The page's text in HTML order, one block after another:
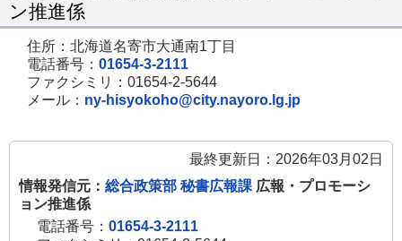
で
開
ま
ン推進係
住所：北海道名寄市大通南1丁目
電話番号： 01654-3-2111
ファクシミリ：01654-2-5644
メール： ny-hisyokoho@city.nayoro.lg.jp
最終更新日：2026年03月02日
情報発信元： 総合政策部 秘書広報課 広報・プロモーシ
ョン推進係
電話番号： 01654-3-2111